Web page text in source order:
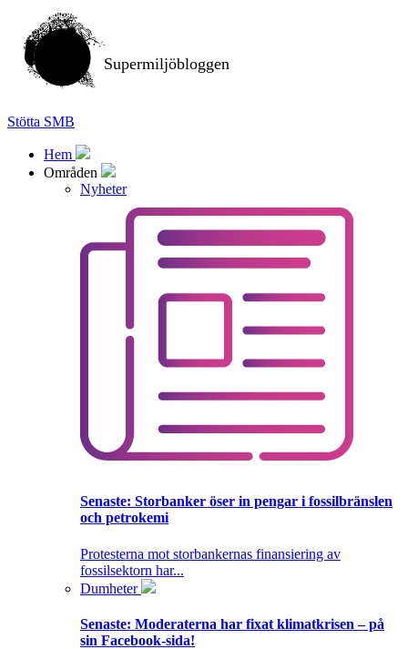
Supermiljöbloggen
Stötta SMB
Hem
Områden
Nyheter
Senaste: Storbanker öser in pengar i fossilbränslen
och petrokemi
Protesterna mot storbankernas finansiering av
fossilsektorn har...
Dumheter
Senaste: Moderaterna har fixat klimatkrisen – på
sin Facebook-sida!